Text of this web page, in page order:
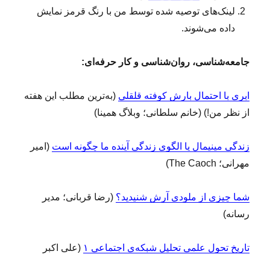
لینک‌های توصیه شده توسط من با رنگ قرمز نمایش
داده می‌شوند.
جامعه‌شناسی، روان‌شناسی و کار حرفه‌ای:
ابری با احتمال بارش کوفته قلقلی (به‌ترین مطلب این هفته
از نظر من!) (خانم سلطانی؛ وبلاگ همینا)
زندگی مینیمال یا الگوی زندگی آینده ما چگونه است (امیر
مهرانی؛ The Caoch)
شما چیزی از ملودی آرش شنیدید؟ (رضا قربانی؛ مدیر
رسانه)
تاریخ تحول علمی تحلیل شبکه‌ی اجتماعی ۱
(علی اکبر